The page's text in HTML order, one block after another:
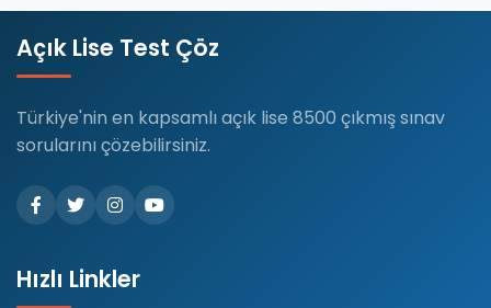
Açık Lise Test Çöz
Türkiye'nin en kapsamlı açık lise 8500 çıkmış sınav
sorularını çözebilirsiniz.
Hızlı Linkler